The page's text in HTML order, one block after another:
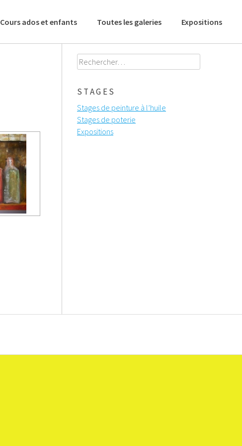
Cours ados et enfants Toutes les galeries Expositions
Rechercher :
STAGES
Stages de peinture à l’huile
Stages de poterie
Expositions